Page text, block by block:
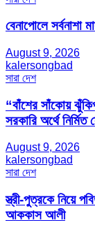
বেনাপোলে সর্বনাশা
August 9, 2026
kalersongbad
সারা দেশ
“বাঁশের সাঁকোয়
সরকারি অর্থে
August 9, 2026
kalersongbad
সারা দেশ
স্ত্রী-পুত্রকে নিয়ে
আককাস আলী